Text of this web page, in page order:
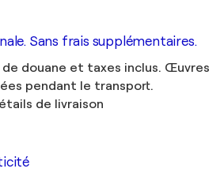
Sans frais supplémentaires.
de douane et taxes inclus. Œuvres
pendant le transport.
de livraison